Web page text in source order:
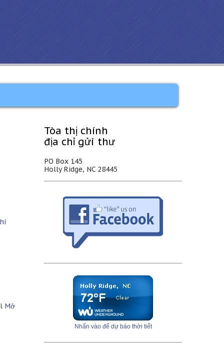
Mở
Tòa thị chính
địa chỉ gửi thư
PO Box 145
Holly Ridge, NC 28445
Nhấn vào để dự báo thời tiết